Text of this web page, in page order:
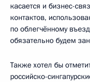
касается и бизнес-
контактов,
по облегчённому
обязательно будем
Также хотел бы
российско-